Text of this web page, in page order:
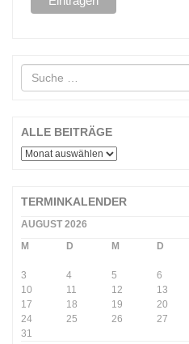
Suche
nach
ALLE BEITRÄGE
ALLE
TERMINKALENDER
AUGUST 2026
M
D M D
3
4 5 6
10
11 12 13
17
18 19 20
24
25 26 27
31